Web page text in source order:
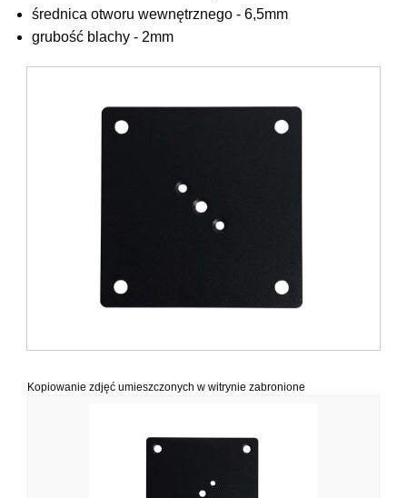
średnica otworu wewnętrznego - 6,5mm
grubość blachy - 2mm
Kopiowanie zdjęć umieszczonych w witrynie zabronione